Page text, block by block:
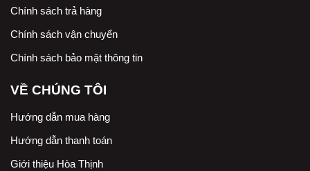
Chính sách trả hàng
Chính sách vận chuyển
Chính sách bảo mật thông tin
VỀ CHÚNG TÔI
Hướng dẫn mua hàng
Hướng dẫn thanh toán
Giới thiệu Hòa Thịnh